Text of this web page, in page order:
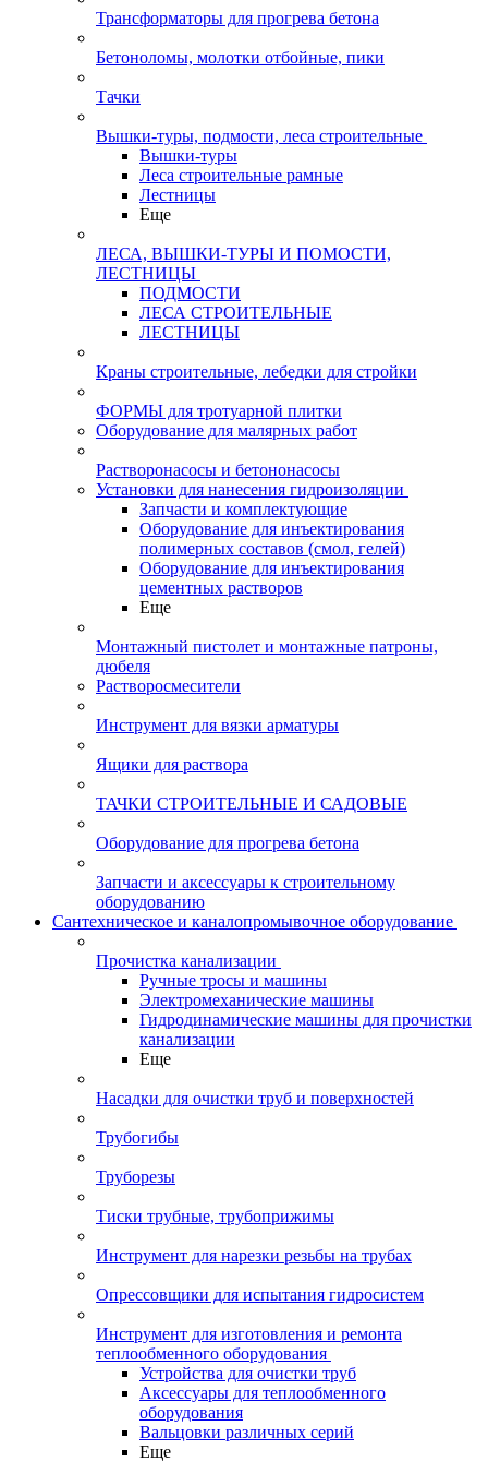
Трансформаторы для прогрева бетона
Бетоноломы, молотки отбойные, пики
Тачки
Вышки-туры, подмости, леса строительные
Вышки-туры
Леса строительные рамные
Лестницы
Еще
ЛЕСА, ВЫШКИ-ТУРЫ И ПОМОСТИ,
ЛЕСТНИЦЫ
ПОДМОСТИ
ЛЕСА СТРОИТЕЛЬНЫЕ
ЛЕСТНИЦЫ
Краны строительные, лебедки для стройки
ФОРМЫ для тротуарной плитки
Оборудование для малярных работ
Растворонасосы и бетононасосы
Установки для нанесения гидроизоляции
Запчасти и комплектующие
Оборудование для инъектирования
полимерных составов (смол, гелей)
Оборудование для инъектирования
цементных растворов
Еще
Монтажный пистолет и монтажные патроны,
дюбеля
Растворосмесители
Инструмент для вязки арматуры
Ящики для раствора
ТАЧКИ СТРОИТЕЛЬНЫЕ И САДОВЫЕ
Оборудование для прогрева бетона
Запчасти и аксессуары к строительному
оборудованию
Сантехническое и каналопромывочное оборудование
Прочистка канализации
Ручные тросы и машины
Электромеханические машины
Гидродинамические машины для прочистки
канализации
Еще
Насадки для очистки труб и поверхностей
Трубогибы
Труборезы
Тиски трубные, трубоприжимы
Инструмент для нарезки резьбы на трубах
Опрессовщики для испытания гидросистем
Инструмент для изготовления и ремонта
теплообменного оборудования
Устройства для очистки труб
Аксессуары для теплообменного
оборудования
Вальцовки различных серий
Еще